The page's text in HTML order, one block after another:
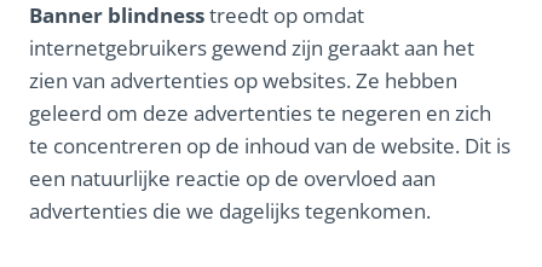
Banner blindnesstreedt op omdat
internetgebruikers gewend zijn geraakt aan het
zien van advertenties op websites. Ze hebben
geleerd om deze advertenties te negeren en zich
te concentreren op de inhoud van de website. Dit is
een natuurlijke reactie op de overvloed aan
advertenties die we dagelijks tegenkomen.